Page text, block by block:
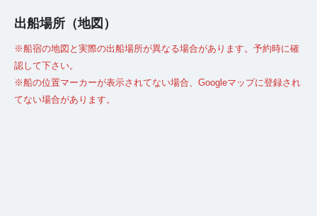
出船場所（地図）
※船宿の地図と実際の出船場所が異なる場合があります。予約時に確
認して下さい。
※船の位置マーカーが表示されてない場合、Googleマップに登録され
てない場合があります。